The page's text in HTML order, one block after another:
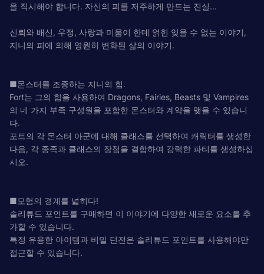
을 직시해야 합니다. 자신의 피를 저주하게 만드는 진실...
신뢰와 배신, 우정, 사랑과 미움이 한데 얽힌 잊을 수 없는 이야기,
지니의 피에 의해 영원히 변화된 삶의 이야기.
■몬스터를 조종하는 지니의 힘.
Fort는 그의 힘을 사용하여 Dragons, Fairies, Beasts 및 Vampires
의 네 가지 부족 구성원을 포함한 몬스터와 계약을 맺을 수 있습니
다.
포트의 각 몬스터 아군에 대해 클래스를 선택하여 캐릭터를 생성한
다음, 각 종족과 클래스의 장점을 결합하여 강력한 파티를 생성하십
시오.
■모험의 경계를 넓히다!
솔리튜드 포인트를 구매하면 이 이야기에 다양한 새로운 요소를 추
가할 수 있습니다.
특정 유용한 아이템과 비밀 던전은 솔리튜드 포인트를 사용해야만
접근할 수 있습니다.